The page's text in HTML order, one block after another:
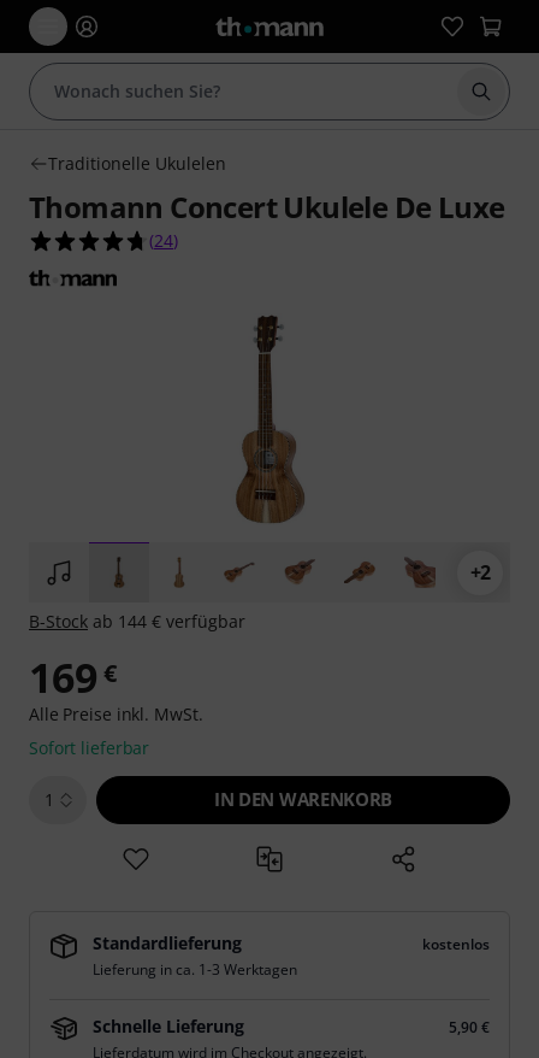
Suche
Traditionelle Ukulelen
Thomann Concert Ukulele De Luxe
4.7 von 5 Sternen aus 24 Kundenbewertungen
(24)
+2
B-Stock ab 144 € verfügbar
169 €
Alle Preise inkl. MwSt.
Sofort lieferbar
1 IN DEN WARENKORB
Standardlieferung
kostenlos
Lieferung in ca. 1-3 Werktagen
Schnelle Lieferung
5,90 €
Lieferdatum wird im Checkout angezeigt.